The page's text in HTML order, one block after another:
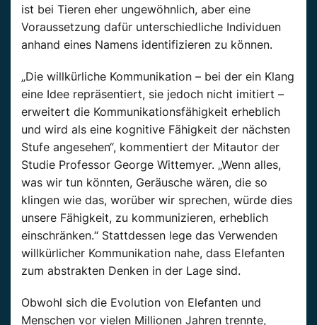
ist bei Tieren eher ungewöhnlich, aber eine
Voraussetzung dafür unterschiedliche Individuen
anhand eines Namens identifizieren zu können.
„Die willkürliche Kommunikation – bei der ein Klang
eine Idee repräsentiert, sie jedoch nicht imitiert –
erweitert die Kommunikationsfähigkeit erheblich
und wird als eine kognitive Fähigkeit der nächsten
Stufe angesehen“, kommentiert der Mitautor der
Studie Professor George Wittemyer. „Wenn alles,
was wir tun könnten, Geräusche wären, die so
klingen wie das, worüber wir sprechen, würde dies
unsere Fähigkeit, zu kommunizieren, erheblich
einschränken.“ Stattdessen lege das Verwenden
willkürlicher Kommunikation nahe, dass Elefanten
zum abstrakten Denken in der Lage sind.
Obwohl sich die Evolution von Elefanten und
Menschen vor vielen Millionen Jahren trennte,